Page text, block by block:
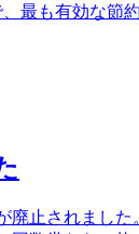
最も有効な節
廃止されまし